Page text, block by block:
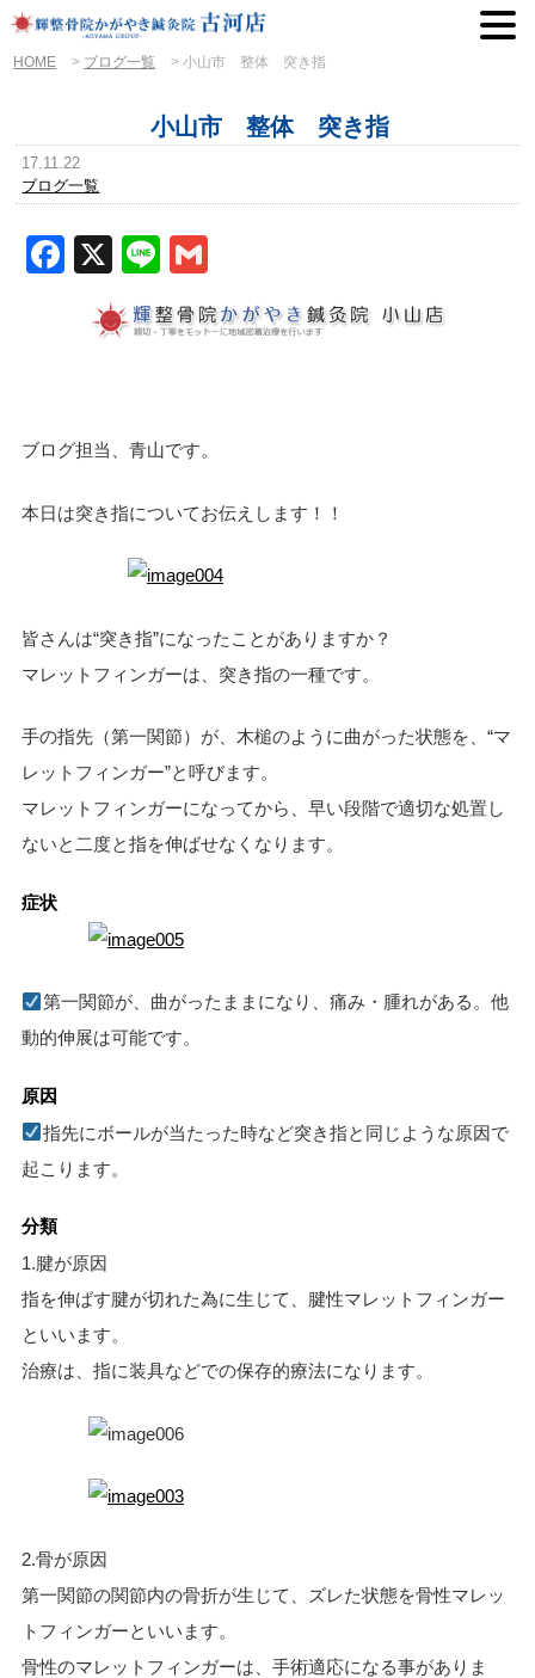
HOME > ブログ一覧 >小山市 整体 突き指
小山市 整体 突き指
17.11.22
ブログ一覧
Facebook
X Line
ブログ担当、青山です。
本日は突き指についてお伝えします！！
皆さんは“突き指”になったことがありますか？
マレットフィンガーは、突き指の一種です。
手の指先（第一関節）が、木槌のように曲がった状態を、“マ
レットフィンガー”と呼びます。
マレットフィンガーになってから、早い段階で適切な処置し
ないと二度と指を伸ばせなくなります。
症状
第一関節が、曲がったままになり、痛み・腫れがある。他
動的伸展は可能です。
原因
指先にボールが当たった時など突き指と同じような原因で
起こります。
分類
1.腱が原因
指を伸ばす腱が切れた為に生じて、腱性マレットフィンガー
といいます。
治療は、指に装具などでの保存的療法になります。
2.骨が原因
第一関節の関節内の骨折が生じて、ズレた状態を骨性マレッ
トフィンガーといいます。
骨性のマレットフィンガーは、手術適応になる事がありま